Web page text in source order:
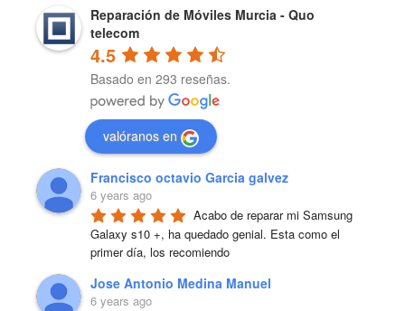
Reparación de Móviles Murcia - Quo
telecom
4.5
Basado en 293 reseñas.
valóranos en
Francisco octavio Garcia galvez
6 years ago
Acabo de reparar mi Samsung
Galaxy s10 +, ha quedado genial. Esta como el
primer día, los recomiendo
Jose Antonio Medina Manuel
6 years ago